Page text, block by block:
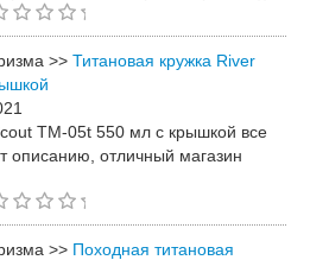
>> Титановая кружка River
TM-05t 550 мл c крышкой все
описанию, отличный магазин
>> Походная титановая